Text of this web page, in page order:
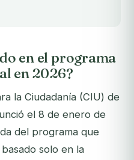
en el programa
en 2026?
la Ciudadanía (CIU) de
el 8 de enero de
del programa que
solo en la